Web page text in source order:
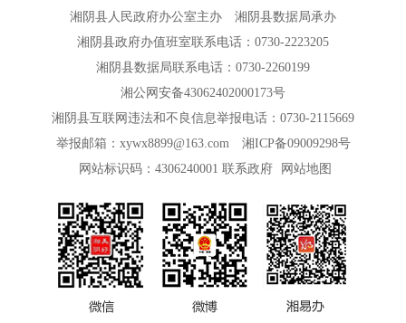
湘阴县人民政府办公室主办
湘阴县数据局承办
湘阴县政府办值班室联系电话：0730-2223205
湘阴县数据局联系电话：0730-2260199
湘公网安备43062402000173号
湘阴县互联网违法和不良信息举报电话：0730-2115669
举报邮箱：xywx8899@163.com
湘ICP备09009298号
网站标识码：4306240001 联系政府 网站地图